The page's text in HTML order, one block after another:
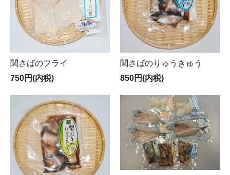
関さばのフライ
750円(内税)
関さばのりゅうきゅう
850円(内税)